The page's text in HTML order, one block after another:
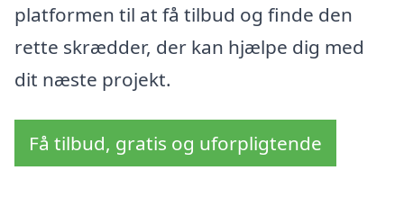
platformen til at få tilbud og finde den
rette skrædder, der kan hjælpe dig med
dit næste projekt.
Få tilbud, gratis og uforpligtende